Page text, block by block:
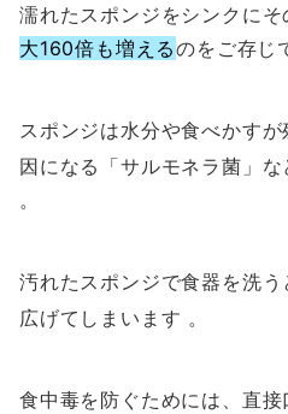
濡れたスポンジをシンクにそ
大160倍も増えるのをご存じ
スポンジは水分や食べかす
因になる「サルモネラ菌」
。
汚れたスポンジで食器を洗
広げてしまいます 。
食中毒を防ぐためには、直